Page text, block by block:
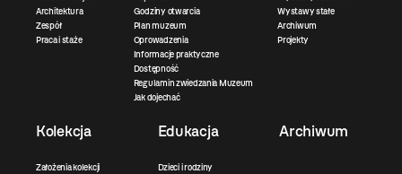
Architektura
Zespół
Praca i staże
Godziny otwarcia
Plan muzeum
Oprowadzenia
Informacje praktyczne
Dostępność
Regulamin zwiedzania Muzeum
Jak dojechać
Wystawy stałe
Archiwum
Projekty
Kolekcja
Założenia kolekcji
Edukacja
Dzieci i rodziny
Archiwum